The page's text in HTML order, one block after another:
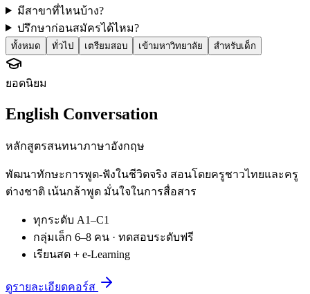
มีสาขาที่ไหนบ้าง?
ปรึกษาก่อนสมัครได้ไหม?
ทั้งหมด ทั่วไป เตรียมสอบ เข้ามหาวิทยาลัย สำหรับเด็ก
ยอดนิยม
English Conversation
หลักสูตรสนทนาภาษาอังกฤษ
พัฒนาทักษะการพูด-ฟังในชีวิตจริง สอนโดยครูชาวไทยและครู
ต่างชาติ เน้นกล้าพูด มั่นใจในการสื่อสาร
ทุกระดับ A1–C1
กลุ่มเล็ก 6–8 คน · ทดสอบระดับฟรี
เรียนสด + e-Learning
ดูรายละเอียดคอร์ส